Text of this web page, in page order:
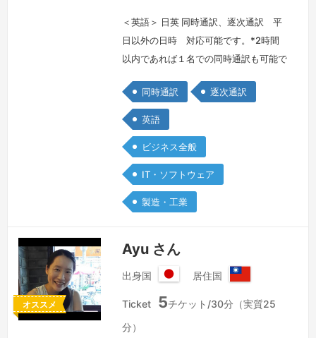
＜英語＞ 日英 同時通訳、逐次通訳 平
日以外の日時 対応可能です。*2時間
以内であれば１名での同時通訳も可能で
回の場合）内容によってはお引き受けで
きない場合もありますので、お手数です
が、ご予約前に一度ダイレクトメールで
日時、内容、組織名（企業名、団体名）
などご連絡いただきますよう、よろしく
お願いします。なお急な場合でも空いて
おりますかぎり通訳お引き受けしたく、
同時通訳 逐次通訳
英語
ビジネス全般
IT・ソフトウェア
製造・工業
オススメ
Ayu さん
出身国
本
居住国
湾
Ticket 5チケット/30分（実質25
分）